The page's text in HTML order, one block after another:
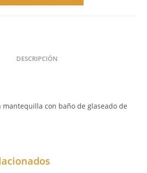
DESCRIPCIÓN
mantequilla con baño de glaseado de